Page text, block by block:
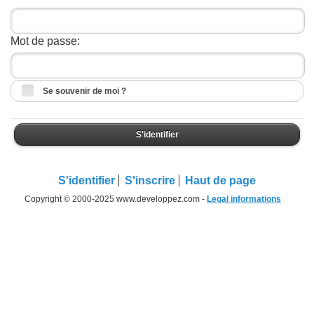
Mot de passe:
Se souvenir de moi ?
S'identifier
S'identifier S'inscrire Haut de page
Copyright © 2000-2025 www.developpez.com - Legal informations